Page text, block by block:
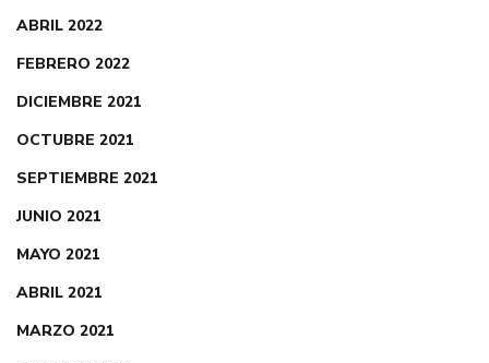
ABRIL 2022
FEBRERO 2022
DICIEMBRE 2021
OCTUBRE 2021
SEPTIEMBRE 2021
JUNIO 2021
MAYO 2021
ABRIL 2021
MARZO 2021